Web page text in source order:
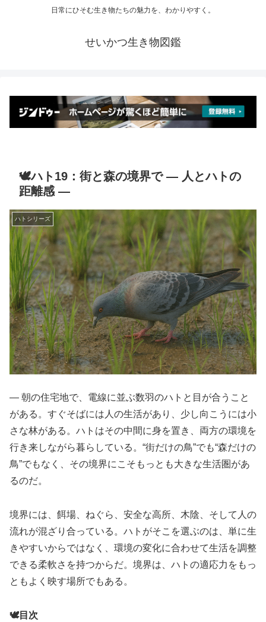
日常にひそむ生き物たちの魅力を、わかりやすく。
せいかつ生き物図鑑
🕊️ハト19：街と森の境界で ― 人とハトの
距離感 ―
ハトシリーズ
― 朝の住宅地で、電線に並ぶ数羽のハトと目が合うこと
がある。すぐそばには人の生活があり、少し向こうには小
さな林がある。ハトはその中間に身を置き、両方の環境を
行き来しながら暮らしている。“街だけの鳥”でも“森だけの
鳥”でもなく、その境界にこそもっとも大きな生活圏があ
るのだ。
境界には、餌場、ねぐら、安全な高所、木陰、そして人の
流れが混ざり合っている。ハトがそこを選ぶのは、単に生
きやすいからではなく、環境の変化に合わせて生活を調整
できる柔軟さを持つからだ。境界は、ハトの適応力をもっ
ともよく映す場所でもある。
🕊️目次